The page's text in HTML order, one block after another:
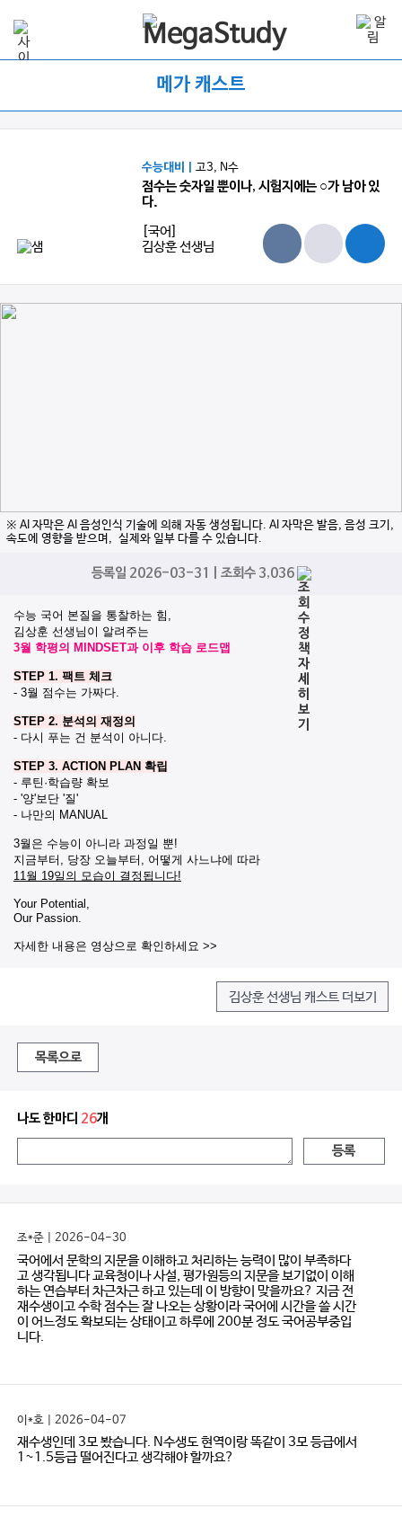
메가 캐스트
수능대비 |고3, N수
점수는 숫자일 뿐이나, 시험지에는 ○가 남아 있
다.
[국어]
김상훈 선생님
※ AI 자막은 AI 음성인식 기술에 의해 자동 생성됩니다. AI 자막은 발음, 음성 크기,
속도에 영향을 받으며, 실제와 일부 다를 수 있습니다.
등록일 2026-03-31 | 조회수 3,036
수능 국어 본질을 통찰하는 힘,
김상훈 선생님이 알려주는
3월 학평의 MINDSET과 이후 학습 로드맵
STEP 1. 팩트 체크
- 3월 점수는 가짜다.
STEP 2. 분석의 재정의
- 다시 푸는 건 분석이 아니다.
STEP 3. ACTION PLAN 확립
- 루틴·학습량 확보
- '양'보단 '질'
- 나만의 MANUAL
3월은 수능이 아니라 과정일 뿐!
지금부터, 당장 오늘부터, 어떻게 사느냐에 따라
11월 19일의 모습이 결정됩니다!
Your Potential,
Our Passion.
자세한 내용은 영상으로 확인하세요 >>
김상훈 선생님 캐스트 더보기
목록으로
나도 한마디 26개
등록
조*준 | 2026-04-30
국어에서 문학의 지문을 이해하고 처리하는 능력이 많이 부족하다
고 생각됩니다 교육청이나 사설, 평가원등의 지문을 보기없이 이해
하는 연습부터 차근차근 하고 있는데 이 방향이 맞을까요? 지금 전
재수생이고 수학 점수는 잘 나오는 상황이라 국어에 시간을 쓸 시간
이 어느정도 확보되는 상태이고 하루에 200분 정도 국어공부중입
니다.
이*호 | 2026-04-07
재수생인데 3모 봤습니다. N수생도 현역이랑 똑같이 3모 등급에서
1~1.5등급 떨어진다고 생각해야 할까요?